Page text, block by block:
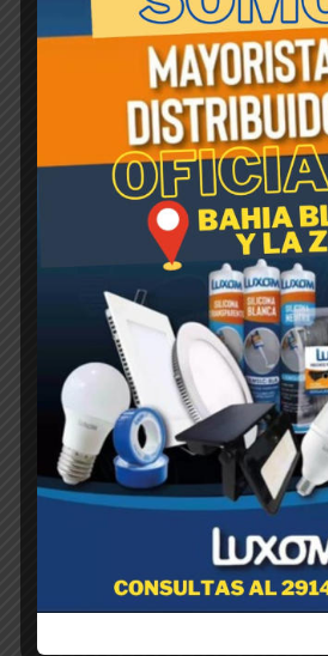
Dosis Media: 2 cápsulas / 1
aplicación directa en suelos. 6
tronco para aplicación directa
Productos